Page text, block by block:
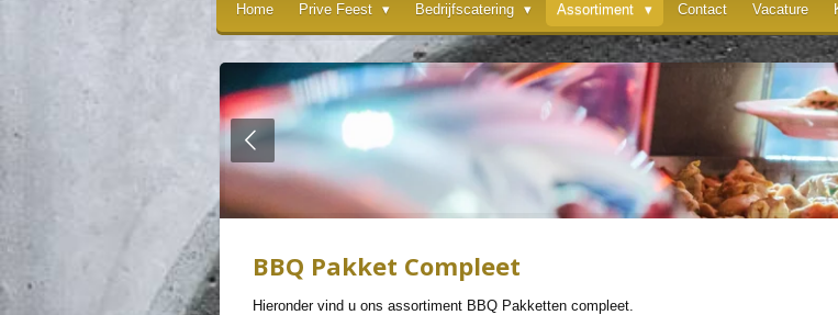
Home Prive Feest Bedrijfscatering Assortiment Contact Vacature
BBQ Pakket Compleet
Hieronder vind u ons assortiment BBQ Pakketten compleet.